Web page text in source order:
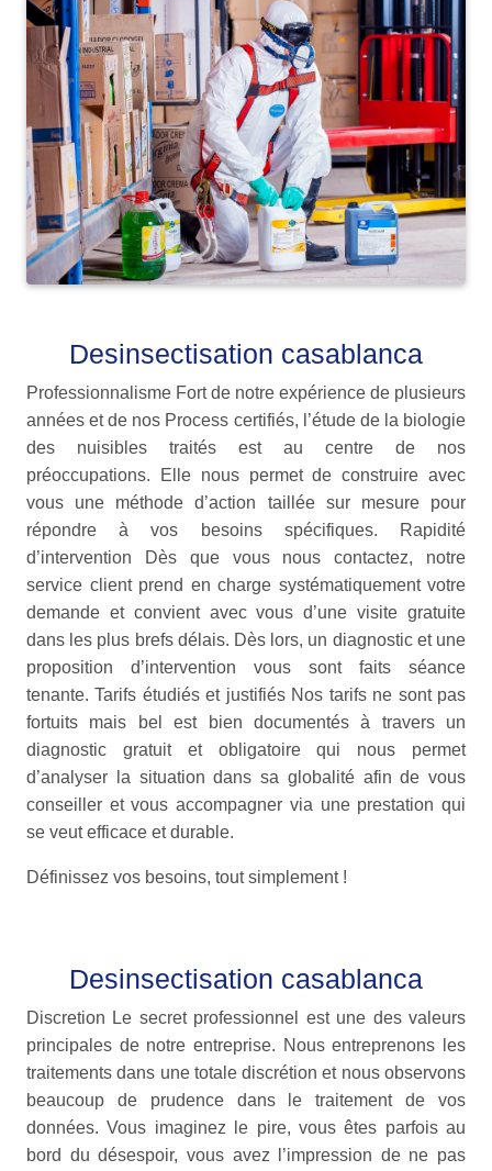
Desinsectisation casablanca
Professionnalisme Fort de notre expérience de plusieurs
années et de nos Process certifiés, l’étude de la biologie
des nuisibles traités est au centre de nos
préoccupations. Elle nous permet de construire avec
vous une méthode d’action taillée sur mesure pour
répondre à vos besoins spécifiques. Rapidité
d’intervention Dès que vous nous contactez, notre
service client prend en charge systématiquement votre
demande et convient avec vous d’une visite gratuite
dans les plus brefs délais. Dès lors, un diagnostic et une
proposition d’intervention vous sont faits séance
tenante. Tarifs étudiés et justifiés Nos tarifs ne sont pas
fortuits mais bel est bien documentés à travers un
diagnostic gratuit et obligatoire qui nous permet
d’analyser la situation dans sa globalité afin de vous
conseiller et vous accompagner via une prestation qui
se veut efficace et durable.
Définissez vos besoins, tout simplement !
Desinsectisation casablanca
Discretion Le secret professionnel est une des valeurs
principales de notre entreprise. Nous entreprenons les
traitements dans une totale discrétion et nous observons
beaucoup de prudence dans le traitement de vos
données. Vous imaginez le pire, vous êtes parfois au
bord du désespoir, vous avez l’impression de ne pas